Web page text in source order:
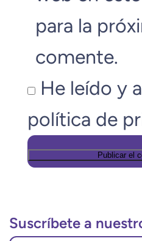
para la
comente.
He leído y
política de
Suscríbete a